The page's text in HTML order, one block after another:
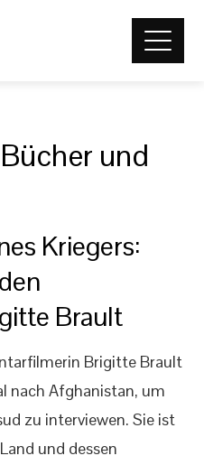
und
Kriegers:
Brault
Brigitte Brault
nach Afghanistan, um
zu interviewen. Sie ist
und dessen